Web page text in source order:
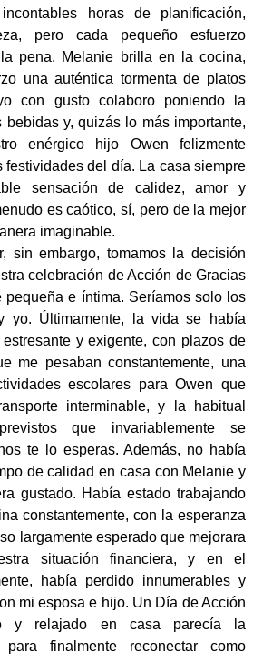
horas de planificación,
pero cada pequeño esfuerzo
pena. Melanie brilla en la cocina,
una auténtica tormenta de platos
con gusto colaboro poniendo la
bebidas y, quizás lo más importante,
enérgico hijo Owen felizmente
festividades del día. La casa siempre
sensación de calidez, amor y
es caótico, sí, pero de la mejor
imaginable.
sin embargo, tomamos la decisión
celebración de Acción de Gracias
pequeña e íntima. Seríamos solo los
yo. Últimamente, la vida se había
y exigente, con plazos de
me pesaban constantemente, una
escolares para Owen que
interminable, y la habitual
que invariablemente se
te lo esperas. Además, no había
de calidad en casa con Melanie y
gustado. Había estado trabajando
constantemente, con la esperanza
largamente esperado que mejorara
situación financiera, y en el
había perdido innumerables y
mi esposa e hijo. Un Día de Acción
y relajado en casa parecía la
para finalmente reconectar como